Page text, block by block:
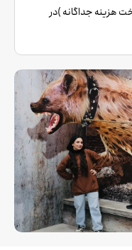
هزینه جداگانه )در
کنید